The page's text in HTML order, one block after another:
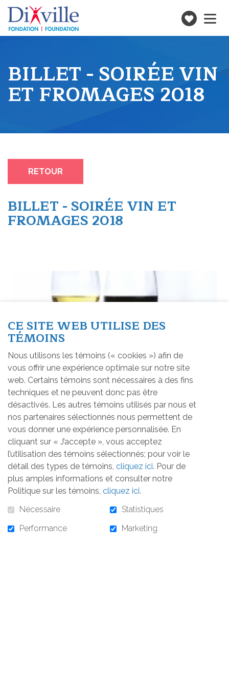
Faire
un
Toggle
BILLET - SOIRÉE VIN
ET FROMAGES 2018
RETOUR
BILLET - SOIRÉE VIN ET
FROMAGES 2018
80,00 $
CE SITE WEB UTILISE DES
TÉMOINS
Nous utilisons les témoins (« cookies ») afin de
vous offrir une expérience optimale sur notre site
web. Certains témoins sont nécessaires à des fins
techniques et ne peuvent donc pas être
désactivés. Les autres témoins utilisés par nous et
nos partenaires sélectionnés nous permettent de
vous donner une expérience personnalisée. En
cliquant sur « J’accepte », vous acceptez
l’utilisation des témoins sélectionnés; pour voir le
détail des types de témoins, cliquez ici. Pour de
plus amples informations et consulter notre
Politique sur les témoins, cliquez ici.
Nécessaire
Statistiques
Performance
Marketing